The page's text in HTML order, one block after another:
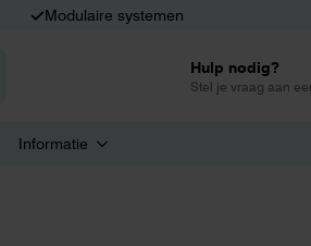
Modulaire systemen
Hulp nodig?
Stel je vraag aan
Informatie